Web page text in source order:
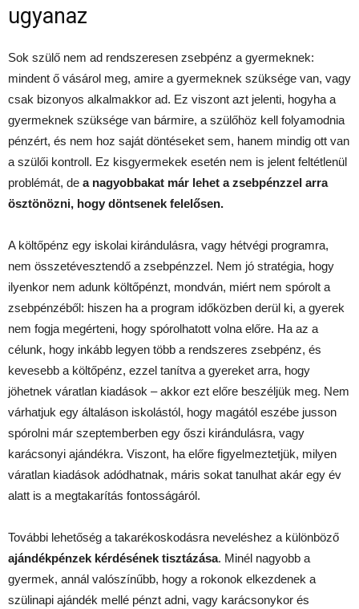
ugyanaz
Sok szülő nem ad rendszeresen zsebpénz a gyermeknek:
mindent ő vásárol meg, amire a gyermeknek szüksége van, vagy
csak bizonyos alkalmakkor ad. Ez viszont azt jelenti, hogyha a
gyermeknek szüksége van bármire, a szülőhöz kell folyamodnia
pénzért, és nem hoz saját döntéseket sem, hanem mindig ott van
a szülői kontroll. Ez kisgyermekek esetén nem is jelent feltétlenül
problémát, de a nagyobbakat már lehet a zsebpénzzel arra
ösztönözni, hogy döntsenek felelősen.
A költőpénz egy iskolai kirándulásra, vagy hétvégi programra,
nem összetévesztendő a zsebpénzzel. Nem jó stratégia, hogy
ilyenkor nem adunk költőpénzt, mondván, miért nem spórolt a
zsebpénzéből: hiszen ha a program időközben derül ki, a gyerek
nem fogja megérteni, hogy spórolhatott volna előre. Ha az a
célunk, hogy inkább legyen több a rendszeres zsebpénz, és
kevesebb a költőpénz, ezzel tanítva a gyereket arra, hogy
jöhetnek váratlan kiadások – akkor ezt előre beszéljük meg. Nem
várhatjuk egy általáson iskolástól, hogy magától eszébe jusson
spórolni már szeptemberben egy őszi kirándulásra, vagy
karácsonyi ajándékra. Viszont, ha előre figyelmeztetjük, milyen
váratlan kiadások adódhatnak, máris sokat tanulhat akár egy év
alatt is a megtakarítás fontosságáról.
További lehetőség a takarékoskodásra neveléshez a különböző
ajándékpénzek kérdésének tisztázása. Minél nagyobb a
gyermek, annál valószínűbb, hogy a rokonok elkezdenek a
szülinapi ajándék mellé pénzt adni, vagy karácsonykor és